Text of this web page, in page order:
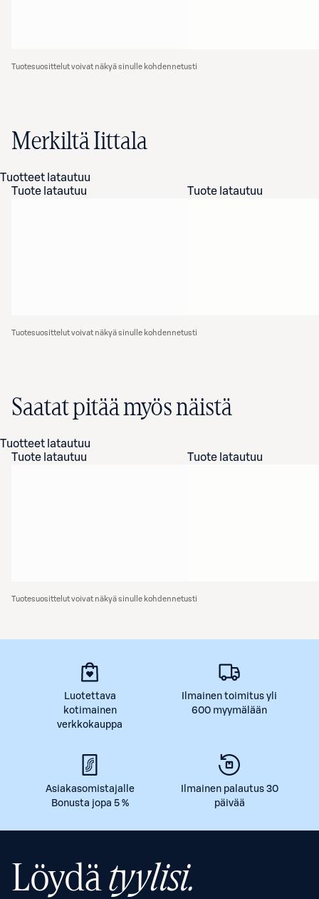
Tuotesuosittelut voivat näkyä sinulle kohdennetusti
Merkiltä Iittala
Tuotteet latautuu
Tuote latautuu
Tuote latautuu
Tuotesuosittelut voivat näkyä sinulle kohdennetusti
Saatat pitää myös näistä
Tuotteet latautuu
Tuote latautuu
Tuote latautuu
Tuotesuosittelut voivat näkyä sinulle kohdennetusti
Luotettava
kotimainen
verkkokauppa
Ilmainen toimitus yli
600 myymälään
Asiakasomistajalle
Bonusta jopa 5 %
Ilmainen palautus 30
päivää
Löydätyylisi.